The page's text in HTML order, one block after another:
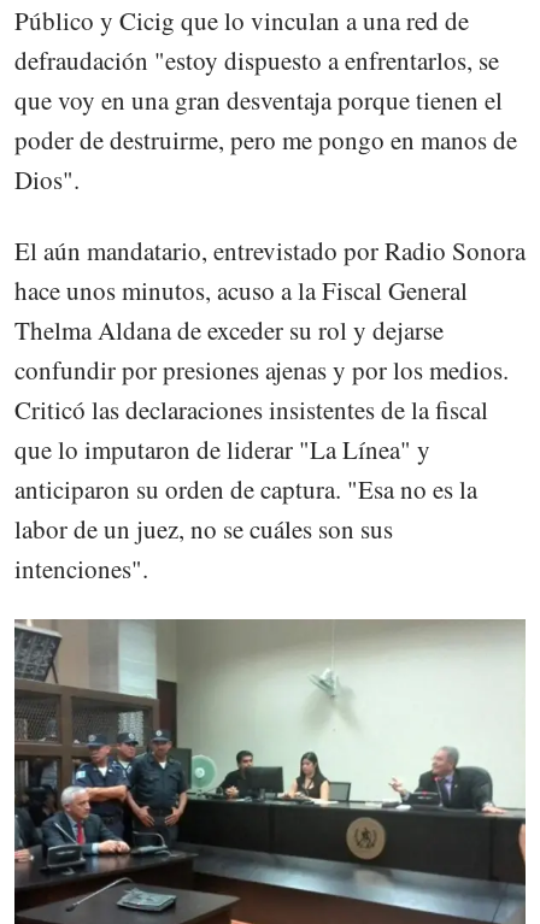
Público y Cicig que lo vinculan a una red de
defraudación "estoy dispuesto a enfrentarlos, se
que voy en una gran desventaja porque tienen el
poder de destruirme, pero me pongo en manos de
Dios".
El aún mandatario, entrevistado por Radio Sonora
hace unos minutos, acuso a la Fiscal General
Thelma Aldana de exceder su rol y dejarse
confundir por presiones ajenas y por los medios.
Criticó las declaraciones insistentes de la fiscal
que lo imputaron de liderar "La Línea" y
anticiparon su orden de captura. "Esa no es la
labor de un juez, no se cuáles son sus
intenciones".